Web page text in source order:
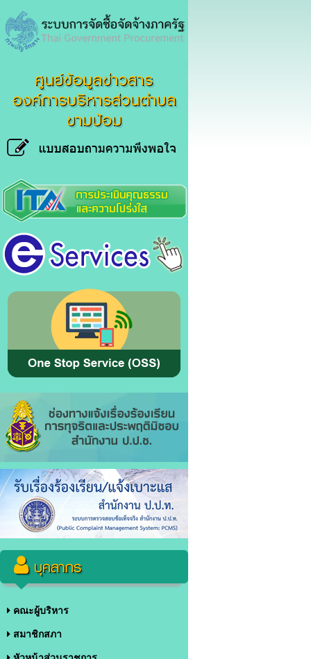
ศูนย์ข้อมูลข่าวสาร
องค์การบริหารส่วนตำบล
ขามป้อม
บุคลากร
คณะผู้บริหาร
สมาชิกสภา